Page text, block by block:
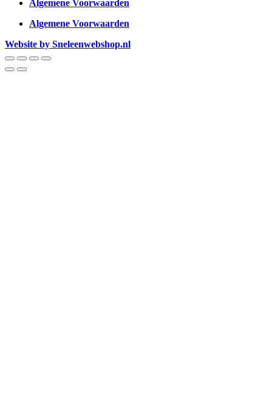
Algemene Voorwaarden
Algemene Voorwaarden
Website by Sneleenwebshop.nl